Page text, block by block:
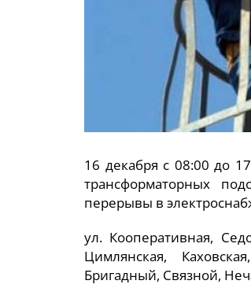
16 декабря с 08:00 до
трансформаторных
перерывы в
ул. Кооперативная,
Цимлянская,
Бригадный, Связной,